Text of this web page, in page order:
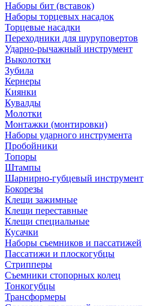
Наборы бит (вставок)
Наборы торцевых насадок
Торцевые насадки
Переходники для шуруповертов
Ударно-рычажный инструмент
Выколотки
Зубила
Кернеры
Киянки
Кувалды
Молотки
Монтажки (монтировки)
Наборы ударного инструмента
Пробойники
Топоры
Штампы
Шарнирно-губцевый инструмент
Бокорезы
Клещи зажимные
Клещи переставные
Клещи специальные
Кусачки
Наборы съемников и пассатижей
Пассатижи и плоскогубцы
Стрипперы
Съемники стопорных колец
Тонкогубцы
Трансформеры